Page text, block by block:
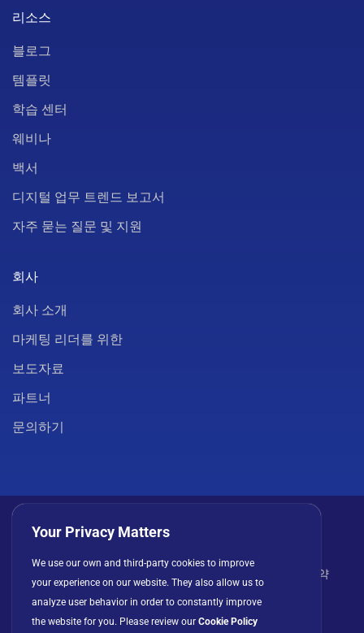
리소스
블로그
템플릿
학습 센터
웨비나
백서
디지털 업무 트렌드 보고서
자주 묻는 질문 및 지원
회사
회사 소개
마케팅 리더를 위한
보도자료
파트너
문의하기
라이선스 계약
Your Privacy Matters
We use our own and third-party cookies to improve
your experience on our website. They also allow us to
analyze user behavior in order to constantly improve
the website for you. Please review our Cookie Policy